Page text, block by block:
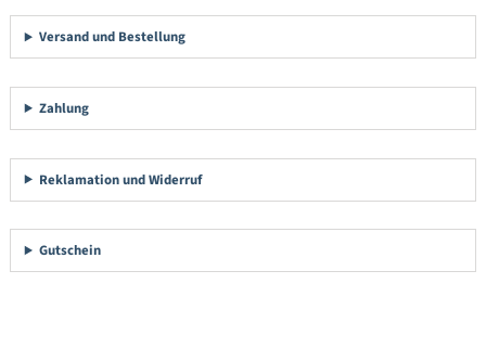
Versand und Bestellung
Zahlung
Reklamation und Widerruf
Gutschein